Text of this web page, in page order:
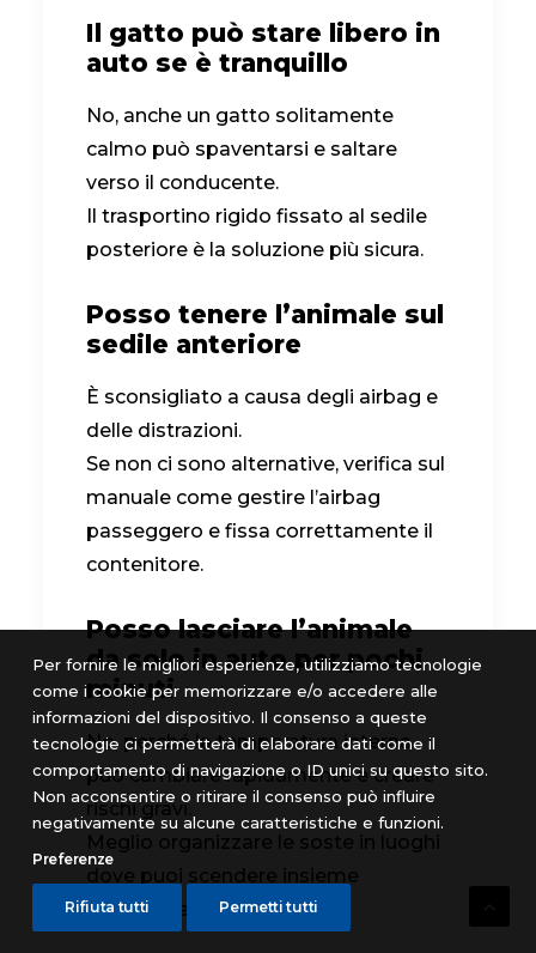
Il gatto può stare libero in
auto se è tranquillo
No, anche un gatto solitamente
calmo può spaventarsi e saltare
verso il conducente.
Il trasportino rigido fissato al sedile
posteriore è la soluzione più sicura.
Posso tenere l’animale sul
sedile anteriore
È sconsigliato a causa degli airbag e
delle distrazioni.
Se non ci sono alternative, verifica sul
manuale come gestire l’airbag
passeggero e fissa correttamente il
contenitore.
Posso lasciare l’animale
da solo in auto per pochi
minuti
No, perché la temperatura interna
può cambiare rapidamente e creare
rischi gravi.
Meglio organizzare le soste in luoghi
dove puoi scendere insieme
all’animale.
Per fornire le migliori esperienze, utilizziamo tecnologie
come i cookie per memorizzare e/o accedere alle
informazioni del dispositivo. Il consenso a queste
tecnologie ci permetterà di elaborare dati come il
comportamento di navigazione o ID unici su questo sito.
Non acconsentire o ritirare il consenso può influire
negativamente su alcune caratteristiche e funzioni.
Preferenze
Rifiuta tutti Permetti tutti